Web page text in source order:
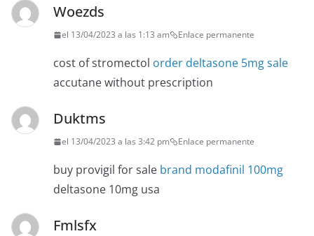
Woezds
el 13/04/2023 a las 1:13 am Enlace permanente
cost of stromectol order deltasone 5mg sale
accutane without prescription
Duktms
el 13/04/2023 a las 3:42 pm Enlace permanente
buy provigil for sale brand modafinil 100mg
deltasone 10mg usa
Fmlsfx